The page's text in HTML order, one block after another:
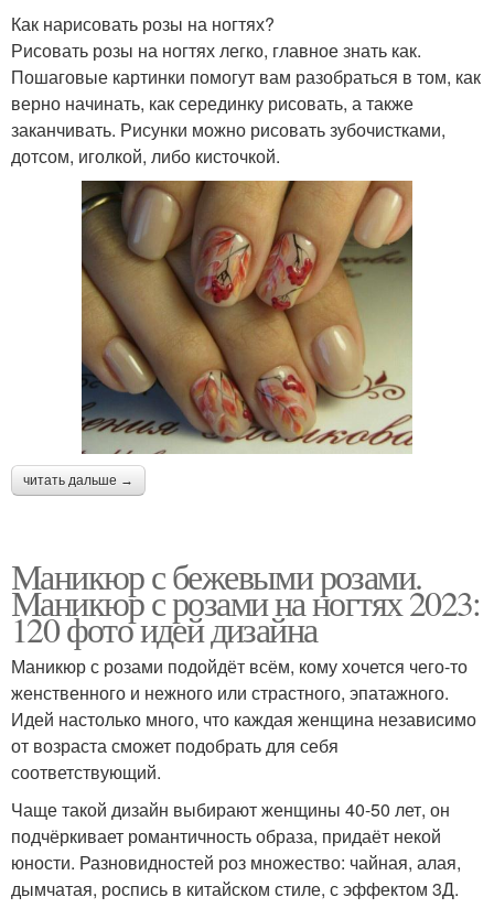
Как нарисовать розы на ногтях?
Рисовать розы на ногтях легко, главное знать как.
Пошаговые картинки помогут вам разобраться в том, как
верно начинать, как серединку рисовать, а также
заканчивать. Рисунки можно рисовать зубочистками,
дотсом, иголкой, либо кисточкой.
читать дальше →
Маникюр с бежевыми розами.
Маникюр с розами на ногтях 2023:
120 фото идей дизайна
Маникюр с розами подойдёт всём, кому хочется чего-то
женственного и нежного или страстного, эпатажного.
Идей настолько много, что каждая женщина независимо
от возраста сможет подобрать для себя
соответствующий.
Чаще такой дизайн выбирают женщины 40-50 лет, он
подчёркивает романтичность образа, придаёт некой
юности. Разновидностей роз множество: чайная, алая,
дымчатая, роспись в китайском стиле, с эффектом 3Д.